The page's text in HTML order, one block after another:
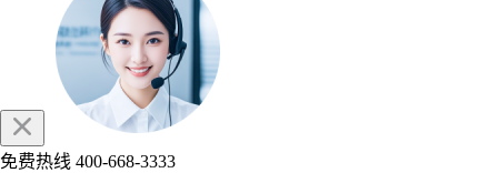
免费热线 400-668-3333